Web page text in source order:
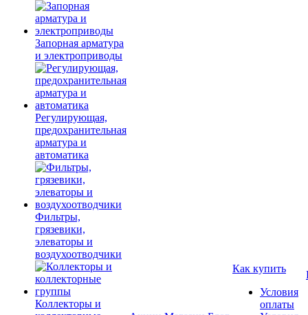
Запорная арматура
и электроприводы
Регулирующая,
предохранительная
арматура и
автоматика
Фильтры,
грязевики,
элеваторы и
воздухоотводчики
Коллекторы и
Как купить
Условия
оплаты